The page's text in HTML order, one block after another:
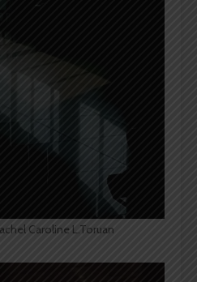
Caroline L.Toruan